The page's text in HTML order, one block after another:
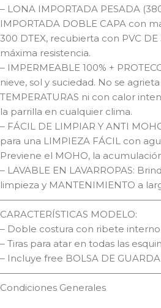
– LONA IMPORTADA PESADA
IMPORTADA DOBLE CAPA con
300 DTEX, recubierta con PVC DE
máxima resistencia.
– IMPERMEABLE 100% +
nieve, sol y suciedad. No se
TEMPERATURAS ni con calor
la parrilla en cualquier clima.
– FÁCIL DE LIMPIAR Y ANTI
para una LIMPIEZA FÁCIL con
Previene el MOHO, la
– LAVABLE EN LAVARROPAS:
limpieza y MANTENIMIENTO a
CARACTERÍSTICAS MODELO:
– Doble costura con ribete interno
– Tiras para atar en todas las
– Incluye free BOLSA DE
Condiciones Generales